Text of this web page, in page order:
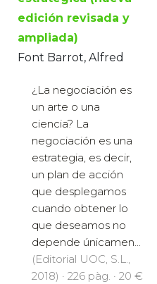
edición revisada y
ampliada)
Font Barrot, Alfred
¿La negociación es
un arte o una
ciencia? La
negociación es una
estrategia, es decir,
un plan de acción
que desplegamos
cuando obtener lo
que deseamos no
depende únicamen...
(Editorial UOC, S.L.,
2018) · 226 pàg. · 20 €